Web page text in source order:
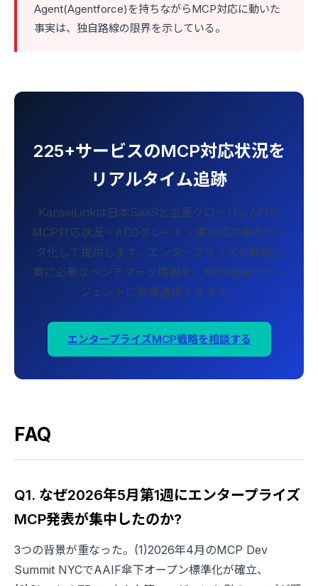
Agent(Agentforce)を持ちながらMCP対応に動いた
事実は、独自路線の限界を示している。
225+サービスのMCP対応状況を
リアルタイム追跡
KanseiLinkは日本SaaSと主要グローバルAPIの
MCP対応状況・AEOグレード・実測成功率をデー
タ化して提供します。エンタープライズの戦略立
案に必要なベンチマーク情報を、MCP経由でエー
ジェントに直接連携できます。
エンタープライズMCP戦略を相談する
FAQ
Q1. なぜ2026年5月第1週にエンタープライズ
MCP発表が集中したのか?
3つの背景が重なった。(1)2026年4月のMCP Dev
Summit NYCでAAIF傘下オープン標準化が確立、